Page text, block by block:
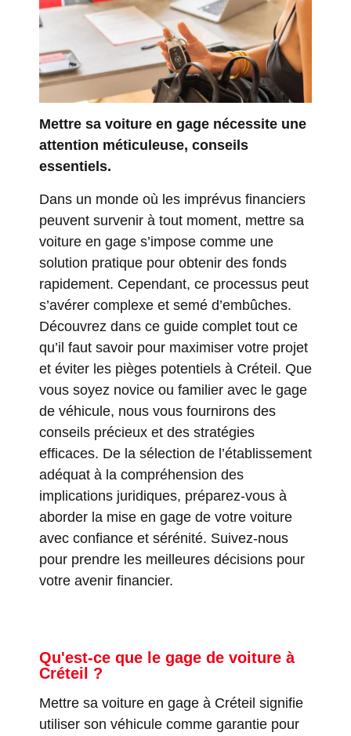
Mettre sa voiture en gage nécessite une
attention méticuleuse, conseils
essentiels.
Dans un monde où les imprévus financiers
peuvent survenir à tout moment, mettre sa
voiture en gage s’impose comme une
solution pratique pour obtenir des fonds
rapidement. Cependant, ce processus peut
s’avérer complexe et semé d’embûches.
Découvrez dans ce guide complet tout ce
qu’il faut savoir pour maximiser votre projet
et éviter les pièges potentiels à Créteil. Que
vous soyez novice ou familier avec le gage
de véhicule, nous vous fournirons des
conseils précieux et des stratégies
efficaces. De la sélection de l’établissement
adéquat à la compréhension des
implications juridiques, préparez-vous à
aborder la mise en gage de votre voiture
avec confiance et sérénité. Suivez-nous
pour prendre les meilleures décisions pour
votre avenir financier.
Qu'est-ce que le gage de voiture à
Créteil ?
Mettre sa voiture en gage à Créteil signifie
utiliser son véhicule comme garantie pour